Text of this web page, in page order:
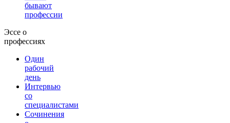
бывают
профессии
Эссе о
профессиях
Один
рабочий
день
Интервью
со
специалистами
Сочинения